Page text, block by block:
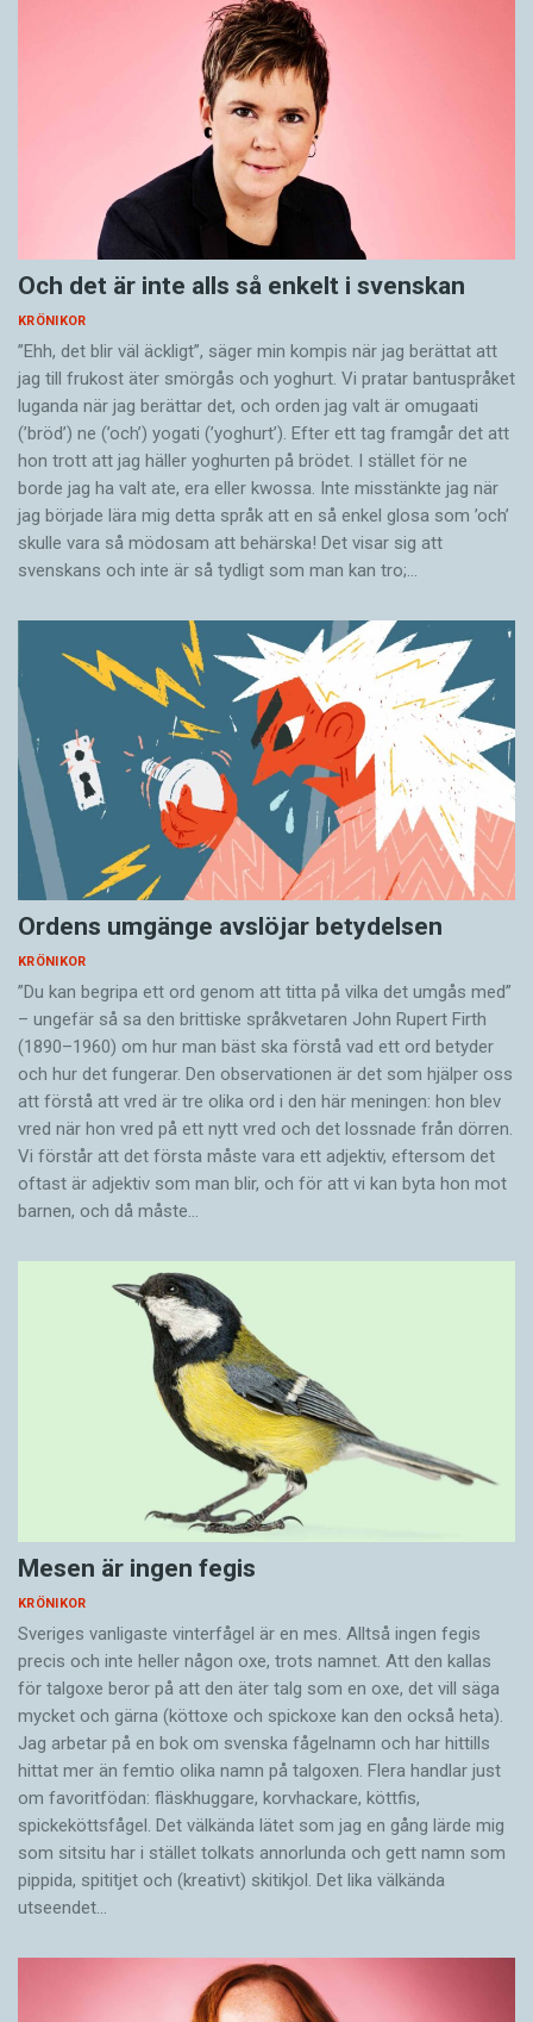
Och det är inte alls så enkelt i svenskan
KRÖNIKOR
”Ehh, det blir väl äckligt”, säger min kompis när jag berättat att
jag till frukost äter smörgås och yoghurt. Vi pratar bantuspråket
luganda när jag berättar det, och orden jag valt är omugaati
(’bröd’) ne (’och’) yogati (’yoghurt’). Efter ett tag framgår det att
hon trott att jag häller yoghurten på brödet. I stället för ne
borde jag ha valt ate, era eller kwossa. Inte misstänkte jag när
jag började lära mig detta språk att en så enkel glosa som ’och’
skulle vara så mödosam att behärska! Det visar sig att
svenskans och inte är så tydligt som man kan tro;…
Ordens umgänge avslöjar betydelsen
KRÖNIKOR
”Du kan begripa ett ord genom att titta på vilka det umgås med”
– ungefär så sa den brittiske språkvetaren John Rupert Firth
(1890–1960) om hur man bäst ska förstå vad ett ord betyder
och hur det fungerar. Den ­observationen är det som hjälper oss
att förstå att vred är tre olika ord i den här meningen: hon blev
vred när hon vred på ett nytt vred och det lossnade från dörren.
Vi förstår att det första måste vara ett adjektiv, eftersom det
oftast är adjektiv som man blir, och för att vi kan byta hon mot
barnen, och då måste…
Mesen är ingen fegis
KRÖNIKOR
Sveriges vanligaste vinterfågel är en mes. Alltså ingen fegis
precis och inte heller någon oxe, trots namnet. Att den kallas
för talgoxe beror på att den äter talg som en oxe, det vill säga
mycket och gärna (köttoxe och spickoxe kan den också heta).
Jag arbetar på en bok om svenska fågelnamn och har hittills
hittat mer än femtio olika namn på talgoxen. Flera handlar just
om favoritfödan: fläskhuggare, korvhackare, köttfis,
spickeköttsfågel. Det välkända lätet som jag en gång lärde mig
som sitsitu har i stället tolkats annorlunda och gett namn som
pippida, spititjet och (kreativt) skitikjol. Det lika välkända
utseendet…